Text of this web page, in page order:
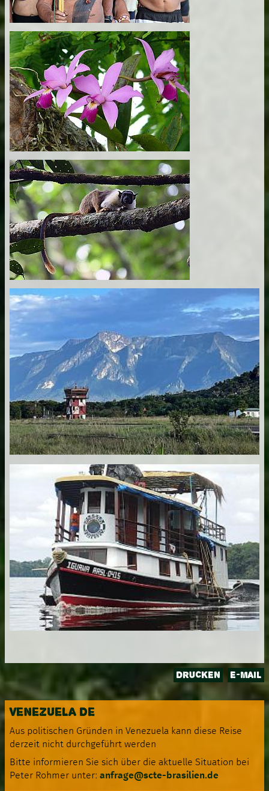
DRUCKEN E-MAIL
VENEZUELA DE
Aus politischen Gründen in Venezuela kann diese Reise
derzeit nicht durchgeführt werden
Bitte informieren Sie sich über die aktuelle Situation bei
Peter Rohmer unter:anfrage@scte-brasilien.de